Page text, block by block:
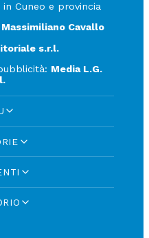
Cuneo e provincia
Massimiliano Cavallo
s.r.l.
Media L.G.